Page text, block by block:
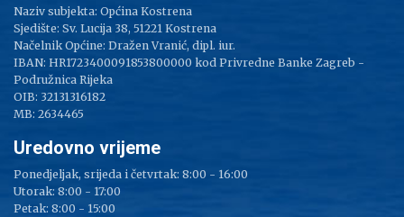
Naziv subjekta: Općina Kostrena
Sjedište: Sv. Lucija 38, 51221 Kostrena
Načelnik Općine: Dražen Vranić, dipl. iur.
IBAN: HR1723400091853800000 kod Privredne Banke Zagreb -
Podružnica Rijeka
OIB: 32131316182
MB: 2634465
Uredovno vrijeme
Ponedjeljak, srijeda i četvrtak: 8:00 - 16:00
Utorak: 8:00 - 17:00
Petak: 8:00 - 15:00